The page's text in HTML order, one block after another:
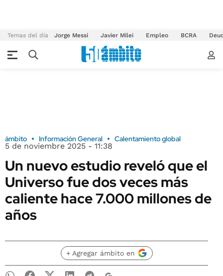
Temas del día Jorge Messi Javier Milei Empleo BCRA
ámbito Información General Calentamiento global
5 de noviembre 2025 - 11:38
Un nuevo estudio reveló que el
Universo fue dos veces más
caliente hace 7.000 millones de
años
+ Agregar ámbito en